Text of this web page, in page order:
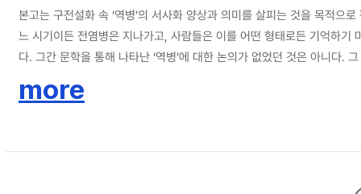
본고는 구전설화 속 ‘역병’의 서사화 양상과 의미를 살피는 것을 목적
느 시기이든 전염병은 지나가고, 사람들은 이를 어떤 형태로든 기억하
다. 그간 문학을 통해 나타난 ‘역병’에 대한 논의가 없었던 것은 아니다.
야기 또한 만나기 어렵다. 다양한 전승자 집단을 통해 이야기가 전해 내
more